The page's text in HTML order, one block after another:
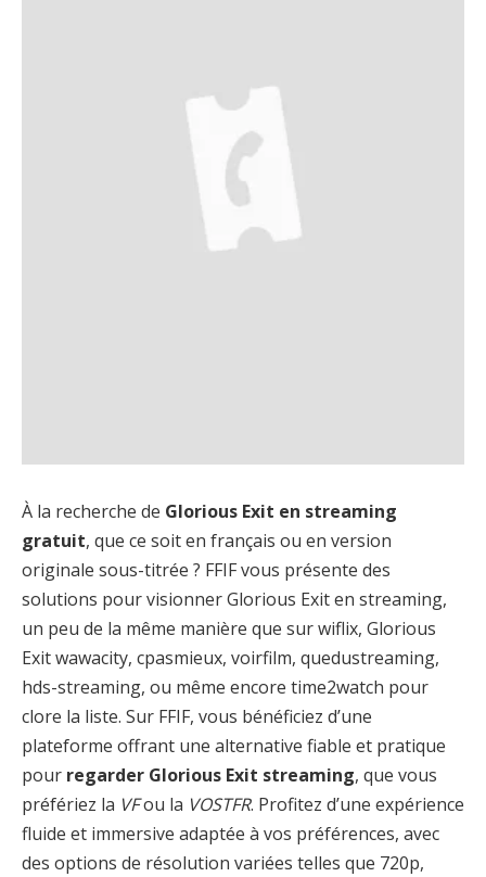
À la recherche de Glorious Exit en streaming
gratuit, que ce soit en français ou en version
originale sous-titrée ? FFIF vous présente des
solutions pour visionner Glorious Exit en streaming,
un peu de la même manière que sur wiflix, Glorious
Exit wawacity, cpasmieux, voirfilm, quedustreaming,
hds-streaming, ou même encore time2watch pour
clore la liste. Sur FFIF, vous bénéficiez d’une
plateforme offrant une alternative fiable et pratique
pour regarder Glorious Exit streaming, que vous
préfériez la VFou la VOSTFR. Profitez d’une expérience
fluide et immersive adaptée à vos préférences, avec
des options de résolution variées telles que 720p,